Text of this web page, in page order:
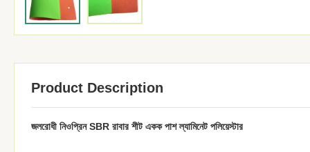
Product Description
জলরোধী নিওপ্রিন SBR রাবার শীট একক পাশ ল্যামিনেট পলিয়েস্টার